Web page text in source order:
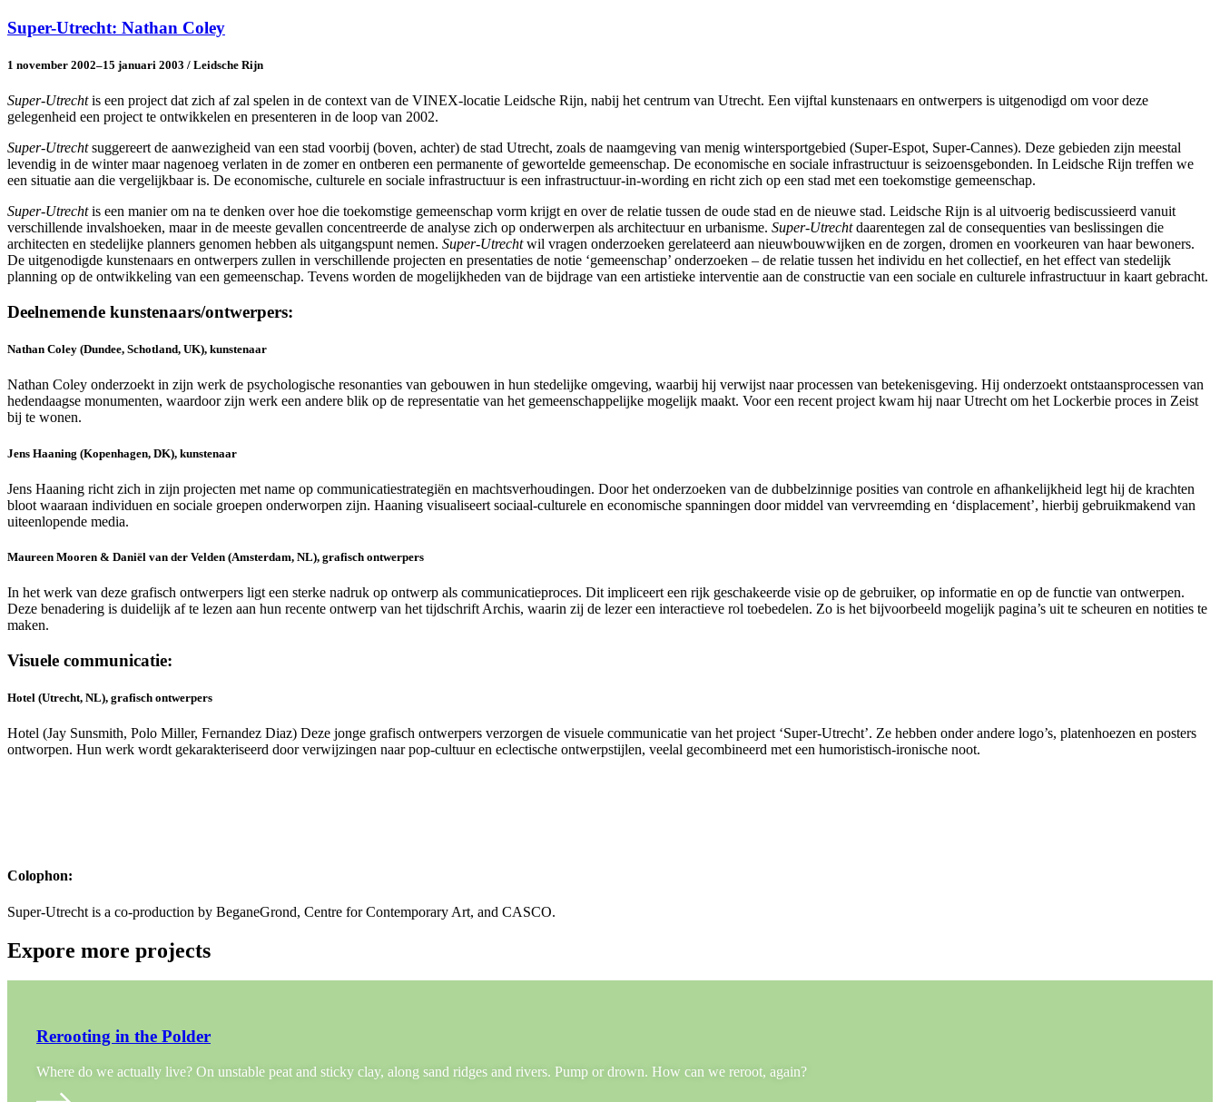
Super-Utrecht: Nathan Coley
1 november 2002–15 januari 2003 / Leidsche Rijn
Super-Utrechtis een project dat zich af zal spelen in de context van de VINEX-locatie Leidsche Rijn, nabij het centrum van Utrecht. Een vijftal kunstenaars en ontwerpers is uitgenodigd om voor deze
gelegenheid een project te ontwikkelen en presenteren in de loop van 2002.
Super-Utrechtsuggereert de aanwezigheid van een stad voorbij (boven, achter) de stad Utrecht, zoals de naamgeving van menig wintersportgebied (Super-Espot, Super-Cannes). Deze gebieden zijn meestal
levendig in de winter maar nagenoeg verlaten in de zomer en ontberen een permanente of gewortelde gemeenschap. De economische en sociale infrastructuur is seizoensgebonden. In Leidsche Rijn treffen we
een situatie aan die vergelijkbaar is. De economische, culturele en sociale infrastructuur is een infrastructuur-in-wording en richt zich op een stad met een toekomstige gemeenschap.
Super-Utrechtis een manier om na te denken over hoe die toekomstige gemeenschap vorm krijgt en over de relatie tussen de oude stad en de nieuwe stad. Leidsche Rijn is al uitvoerig bediscussieerd vanuit
verschillende invalshoeken, maar in de meeste gevallen concentreerde de analyse zich op onderwerpen als architectuur en urbanisme. Super-Utrechtdaarentegen zal de consequenties van beslissingen die
architecten en stedelijke planners genomen hebben als uitgangspunt nemen. Super-Utrechtwil vragen onderzoeken gerelateerd aan nieuwbouwwijken en de zorgen, dromen en voorkeuren van haar bewoners.
De uitgenodigde kunstenaars en ontwerpers zullen in verschillende projecten en presentaties de notie ‘gemeenschap’ onderzoeken – de relatie tussen het individu en het collectief, en het effect van stedelijk
planning op de ontwikkeling van een gemeenschap. Tevens worden de mogelijkheden van de bijdrage van een artistieke interventie aan de constructie van een sociale en culturele infrastructuur in kaart gebracht.
Deelnemende kunstenaars/ontwerpers:
Nathan Coley (Dundee, Schotland, UK), kunstenaar
Nathan Coley onderzoekt in zijn werk de psychologische resonanties van gebouwen in hun stedelijke omgeving, waarbij hij verwijst naar processen van betekenisgeving. Hij onderzoekt ontstaansprocessen van
hedendaagse monumenten, waardoor zijn werk een andere blik op de representatie van het gemeenschappelijke mogelijk maakt. Voor een recent project kwam hij naar Utrecht om het Lockerbie proces in Zeist
bij te wonen.
Jens Haaning (Kopenhagen, DK), kunstenaar
Jens Haaning richt zich in zijn projecten met name op communicatiestrategiën en machtsverhoudingen. Door het onderzoeken van de dubbelzinnige posities van controle en afhankelijkheid legt hij de krachten
bloot waaraan individuen en sociale groepen onderworpen zijn. Haaning visualiseert sociaal-culturele en economische spanningen door middel van vervreemding en ‘displacement’, hierbij gebruikmakend van
uiteenlopende media.
Maureen Mooren & Daniël van der Velden (Amsterdam, NL), grafisch ontwerpers
In het werk van deze grafisch ontwerpers ligt een sterke nadruk op ontwerp als communicatieproces. Dit impliceert een rijk geschakeerde visie op de gebruiker, op informatie en op de functie van ontwerpen.
Deze benadering is duidelijk af te lezen aan hun recente ontwerp van het tijdschrift Archis, waarin zij de lezer een interactieve rol toebedelen. Zo is het bijvoorbeeld mogelijk pagina’s uit te scheuren en notities te
maken.
Visuele communicatie:
Hotel (Utrecht, NL), grafisch ontwerpers
Hotel (Jay Sunsmith, Polo Miller, Fernandez Diaz) Deze jonge grafisch ontwerpers verzorgen de visuele communicatie van het project ‘Super-Utrecht’. Ze hebben onder andere logo’s, platenhoezen en posters
ontworpen. Hun werk wordt gekarakteriseerd door verwijzingen naar pop-cultuur en eclectische ontwerpstijlen, veelal gecombineerd met een humoristisch-ironische noot.
Colophon:
Super-Utrecht is a co-production by BeganeGrond, Centre for Contemporary Art, and CASCO.
Expore more projects
Rerooting in the Polder
Where do we actually live? On unstable peat and sticky clay, along sand ridges and rivers. Pump or drown. How can we reroot, again?